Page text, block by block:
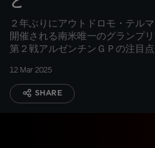
２年ぶりにアウトドロモ・テル
開催される南米唯一のグランプ
第２戦アルゼンチンＧＰの注目
12 Mar 2025
SHARE